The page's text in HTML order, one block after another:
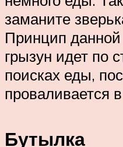
заманите
Принцип
грызун идет по
поисках еды,
проваливается
Бутылка